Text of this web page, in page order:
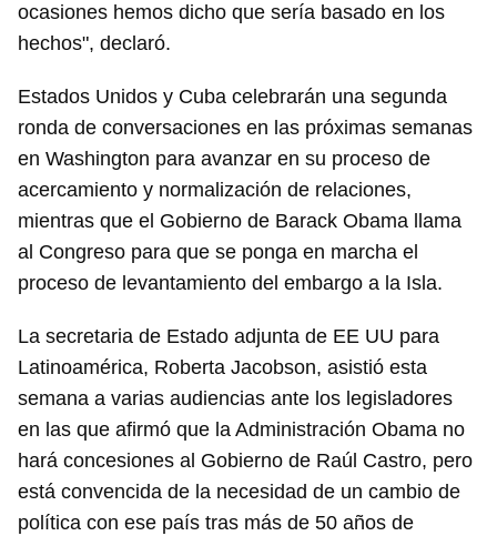
ocasiones hemos dicho que sería basado en los
hechos", declaró.
Estados Unidos y Cuba celebrarán una segunda
ronda de conversaciones en las próximas semanas
en Washington para avanzar en su proceso de
acercamiento y normalización de relaciones,
mientras que el Gobierno de Barack Obama llama
al Congreso para que se ponga en marcha el
proceso de levantamiento del embargo a la Isla.
La secretaria de Estado adjunta de EE UU para
Latinoamérica, Roberta Jacobson, asistió esta
semana a varias audiencias ante los legisladores
en las que afirmó que la Administración Obama no
hará concesiones al Gobierno de Raúl Castro, pero
está convencida de la necesidad de un cambio de
política con ese país tras más de 50 años de